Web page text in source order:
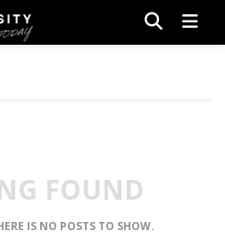
FOUND
IS NO POSTS TO SHOW.